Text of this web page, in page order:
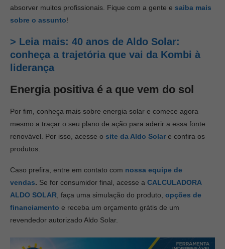
absorver muitos profissionais. Fique com a gente e saiba mais
sobre o assunto!
> Leia mais: 40 anos de Aldo Solar:
conheça a trajetória que vai da Kombi à
liderança
Energia positiva é a que vem do sol
Por fim, conheça mais sobre energia solar e comece agora
mesmo a traçar o seu plano de ação para aderir a essa fonte
renovável. Por isso, acesse o site da Aldo Solar e confira os
produtos.
Caso prefira, entre em contato com nossa equipe de
vendas. Se for consumidor final, acesse a CALCULADORA
ALDO SOLAR , faça uma simulação do produto, opções de
financiamento e receba um orçamento grátis de um
revendedor autorizado Aldo Solar.